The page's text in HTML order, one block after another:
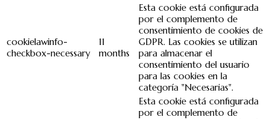
cookielawinfo-
checkbox-necessary
11
months
Esta cookie está configurada
por el complemento de
consentimiento de cookies de
GDPR. Las cookies se utilizan
para almacenar el
consentimiento del usuario
para las cookies en la
categoría "Necesarias".
Esta cookie está configurada
por el complemento de